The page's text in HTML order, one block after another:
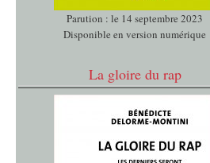
Parution : le 14 septembre 2023
Disponible en version numérique
La gloire du rap